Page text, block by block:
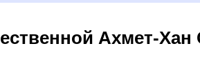
Ахмет-Хан